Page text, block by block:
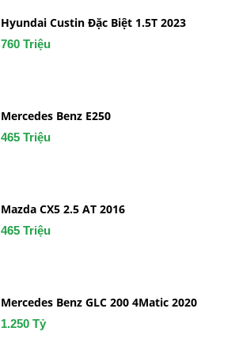
Hyundai Custin Đặc Biệt 1.5T 2023
760 Triệu
Mercedes Benz E250
465 Triệu
Mazda CX5 2.5 AT 2016
465 Triệu
Mercedes Benz GLC 200 4Matic 2020
1.250 Tỷ